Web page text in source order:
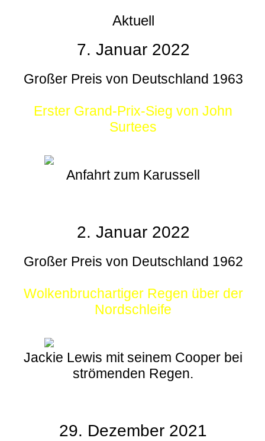
Aktuell
7. Januar 2022
Großer Preis von Deutschland 1963
Erster Grand-Prix-Sieg von John
Surtees
Anfahrt zum Karussell
2. Januar 2022
Großer Preis von Deutschland 1962
Wolkenbruchartiger Regen über der
Nordschleife
Jackie Lewis mit seinem Cooper bei
strömenden Regen.
29. Dezember 2021